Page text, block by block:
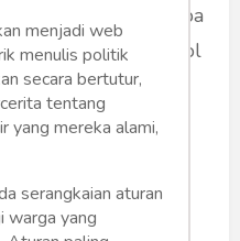
mengalaminya. Apa
Indonesia, orang tolol
sudah menjadi
menjadi web
menulis politik
secara bertutur,
tentang
yang mereka alami,
serangkaian aturan
warga yang